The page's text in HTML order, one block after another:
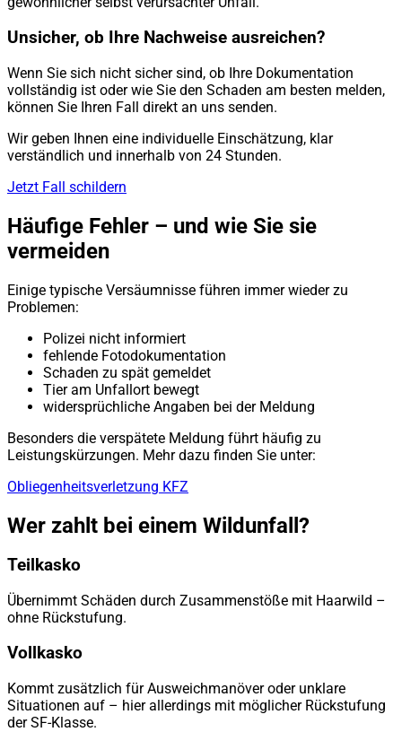
Unsicher, ob Ihre Nachweise ausreichen?
Wenn Sie sich nicht sicher sind, ob Ihre Dokumentation
vollständig ist oder wie Sie den Schaden am besten melden,
können Sie Ihren Fall direkt an uns senden.
Wir geben Ihnen eine individuelle Einschätzung, klar
verständlich und innerhalb von 24 Stunden.
Jetzt Fall schildern
Häufige Fehler – und wie Sie sie
vermeiden
Einige typische Versäumnisse führen immer wieder zu
Problemen:
Polizei nicht informiert
fehlende Fotodokumentation
Schaden zu spät gemeldet
Tier am Unfallort bewegt
widersprüchliche Angaben bei der Meldung
Besonders die verspätete Meldung führt häufig zu
Leistungskürzungen. Mehr dazu finden Sie unter:
Obliegenheitsverletzung KFZ
Wer zahlt bei einem Wildunfall?
Teilkasko
Übernimmt Schäden durch Zusammenstöße mit Haarwild –
ohne Rückstufung.
Vollkasko
Kommt zusätzlich für Ausweichmanöver oder unklare
Situationen auf – hier allerdings mit möglicher Rückstufung
der SF-Klasse.